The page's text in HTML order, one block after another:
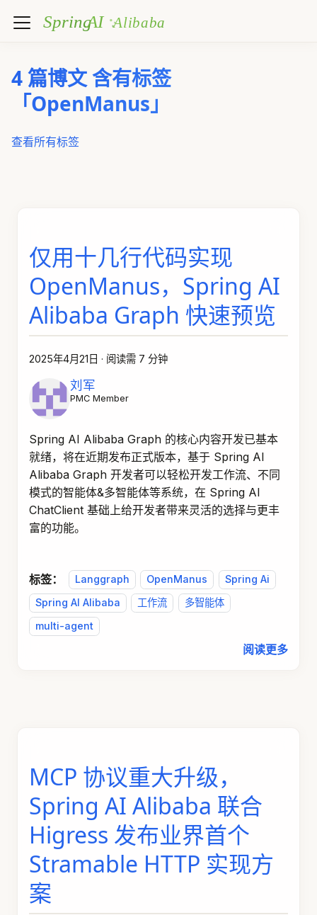
4 篇博文 含有标签
「OpenManus」
查看所有标签
仅用十几行代码实现
OpenManus，Spring AI
Alibaba Graph 快速预览
2025年4月21日 · 阅读需 7 分钟
刘军
PMC Member
Spring AI Alibaba Graph 的核心内容开发已基本
就绪，将在近期发布正式版本，基于 Spring AI
Alibaba Graph 开发者可以轻松开发工作流、不同
模式的智能体&多智能体等系统，在 Spring AI
ChatClient 基础上给开发者带来灵活的选择与更丰
富的功能。
标签： Langgraph OpenManus
Spring Ai
Spring AI Alibaba
工作流
多智能体
multi-agent
阅读更多
MCP 协议重大升级，
Spring AI Alibaba 联合
Higress 发布业界首个
Stramable HTTP 实现方
案